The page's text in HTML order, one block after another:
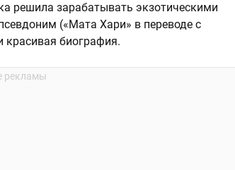
решила зарабатывать экзотическими
(«Мата Хари» в переводе с
красивая биография.